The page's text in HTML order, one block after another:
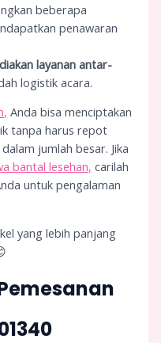
beberapa
penawaran
layanan antar-
logistik acara.
Anda bisa menciptakan
tanpa harus repot
jumlah besar. Jika
bantal lesehan, carilah
untuk pengalaman
yang lebih panjang